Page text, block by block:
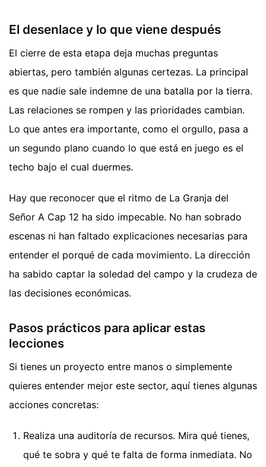
El desenlace y lo que viene después
El cierre de esta etapa deja muchas preguntas
abiertas, pero también algunas certezas. La principal
es que nadie sale indemne de una batalla por la tierra.
Las relaciones se rompen y las prioridades cambian.
Lo que antes era importante, como el orgullo, pasa a
un segundo plano cuando lo que está en juego es el
techo bajo el cual duermes.
Hay que reconocer que el ritmo de La Granja del
Señor A Cap 12 ha sido impecable. No han sobrado
escenas ni han faltado explicaciones necesarias para
entender el porqué de cada movimiento. La dirección
ha sabido captar la soledad del campo y la crudeza de
las decisiones económicas.
Pasos prácticos para aplicar estas
lecciones
Si tienes un proyecto entre manos o simplemente
quieres entender mejor este sector, aquí tienes algunas
acciones concretas:
Realiza una auditoría de recursos. Mira qué tienes,
qué te sobra y qué te falta de forma inmediata. No